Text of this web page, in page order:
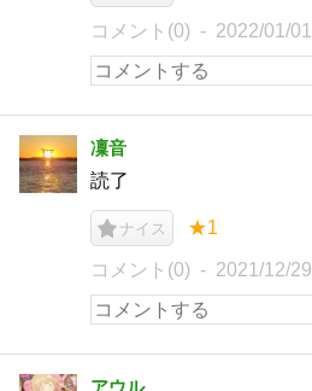
コメント(0) 2022/01/01
凜音
読了
ナイス ★1
コメント(0) 2021/12/29
アウル